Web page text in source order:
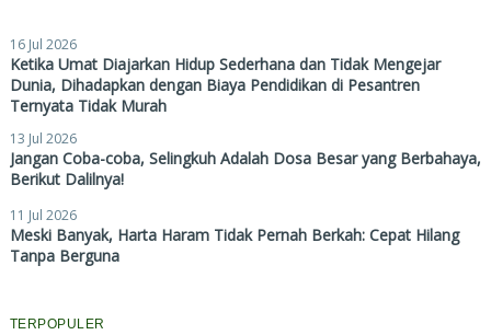
16 Jul 2026
Ketika Umat Diajarkan Hidup Sederhana dan Tidak Mengejar
Dunia, Dihadapkan dengan Biaya Pendidikan di Pesantren
Ternyata Tidak Murah
13 Jul 2026
Jangan Coba-coba, Selingkuh Adalah Dosa Besar yang Berbahaya,
Berikut Dalilnya!
11 Jul 2026
Meski Banyak, Harta Haram Tidak Pernah Berkah: Cepat Hilang
Tanpa Berguna
TERPOPULER